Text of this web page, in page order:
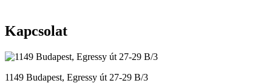
Kapcsolat
1149 Budapest, Egressy út 27-29 B/3